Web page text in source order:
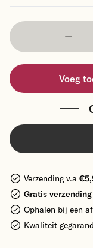
Voeg
Verzending v.a
Gratis verzending
Ophalen bij een
Kwaliteit